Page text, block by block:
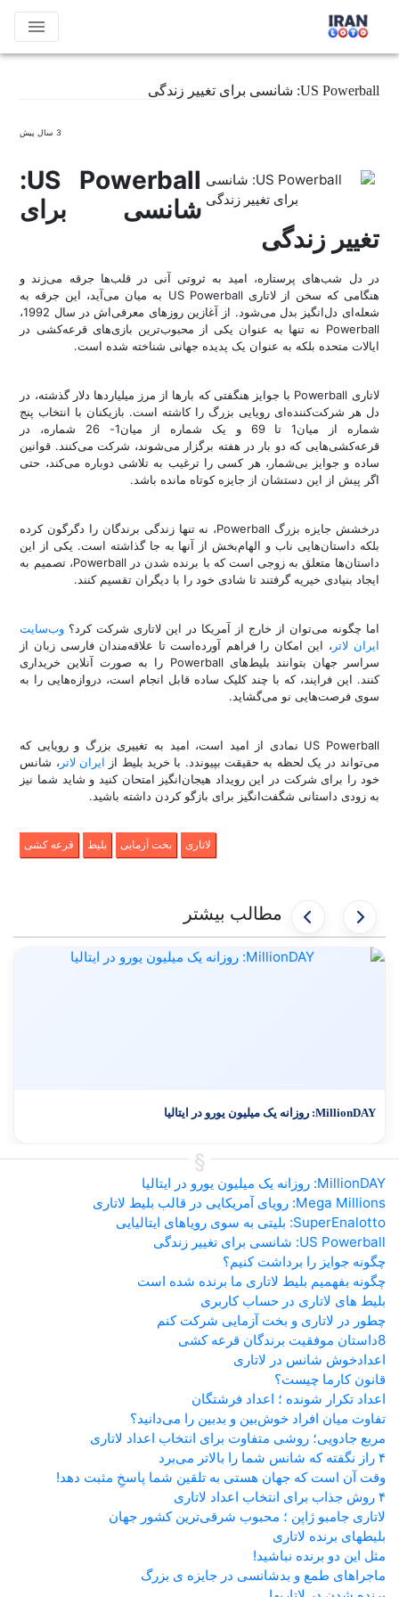
menu
US Powerball: شانسی برای تغییر زندگی
3 سال پیش
US Powerball:
شانسی برای
تغییر زندگی
در دل شب‌های پرستاره، امید به ثروتی آنی در قلب‌ها جرقه می‌زند و
هنگامی که سخن از لاتاری US Powerball به میان می‌آید، این جرقه به
شعله‌ای دل‌انگیز بدل می‌شود. از آغازین روزهای معرفی‌اش در سال 1992،
Powerball نه تنها به عنوان یکی از محبوب‌ترین بازی‌های قرعه‌کشی در
ایالات متحده بلکه به عنوان یک پدیده جهانی شناخته شده است.
لاتاری Powerball با جوایز هنگفتی که بارها از مرز میلیاردها دلار گذشته، در
دل هر شرکت‌کننده‌ای رویایی بزرگ را کاشته است. بازیکنان با انتخاب پنج
شماره از میان1 تا 69 و یک شماره از میان1- 26 شماره، در
قرعه‌کشی‌هایی که دو بار در هفته برگزار می‌شوند، شرکت می‌کنند. قوانین
ساده و جوایز بی‌شمار، هر کسی را ترغیب به تلاشی دوباره می‌کند، حتی
اگر پیش از این دستشان از جایزه کوتاه مانده باشد.
درخشش جایزه بزرگ Powerball، نه تنها زندگی برندگان را دگرگون کرده
بلکه داستان‌هایی ناب و الهام‌بخش از آنها به جا گذاشته است. یکی از این
داستان‌ها متعلق به زوجی است که با برنده شدن در Powerball، تصمیم به
ایجاد بنیادی خیریه گرفتند تا شادی خود را با دیگران تقسیم کنند.
اما چگونه می‌توان از خارج از آمریکا در این لاتاری شرکت کرد؟ وب‌سایت‌
ایران لاتر ، این امکان را فراهم آورده‌است تا علاقه‌مندان فارسی زبان از
سراسر جهان بتوانند بلیط‌های Powerball را به صورت آنلاین خریداری
کنند. این فرایند، که با چند کلیک ساده قابل انجام است، دروازه‌هایی را به
سوی فرصت‌هایی نو می‌گشاید.
US Powerball نمادی از امید است، امید به تغییری بزرگ و رویایی که
می‌تواند در یک لحظه به حقیقت بپیوندد. با خرید بلیط از ایران لاتر ، شانس
خود را برای شرکت در این رویداد هیجان‌انگیز امتحان کنید و شاید شما نیز
به زودی داستانی شگفت‌انگیز برای بازگو کردن داشته باشید.
لاتاری بخت آزمایی بلیط قرعه کشی
مطالب بیشتر
MillionDAY: روزانه یک میلیون یورو در ایتالیا
MillionDAY: روزانه یک میلیون یورو در ایتالیا
Mega Millions: رویای آمریکایی در قالب بلیط لاتاری
SuperEnalotto: بلیتی به سوی رویاهای ایتالیایی
US Powerball: شانسی برای تغییر زندگی
چگونه جوایز را برداشت کنیم؟
چگونه بفهمیم بلیط لاتاری ما برنده شده است
بلیط های لاتاری در حساب کاربری
چطور در لاتاری و بخت آزمایی شرکت کنم
8داستان موفقیت برندگان قرعه کشی
اعدادخوش شانس در لاتاری
قانون کارما چیست؟
اعداد تکرار شونده ؛ اعداد فرشتگان
تفاوت میان افراد خوش‌بین و بدبین را می‌دانید؟
مربع جادویی؛ روشی متفاوت برای انتخاب اعداد لاتاری
۴ راز نگفته که شانس شما را بالاتر می‌برد
وقت آن است که جهان هستی به تلقین شما پاسخِ مثبت دهد!
۴ روش جذاب برای انتخاب اعداد لاتاری
لاتاری جامبو ژاپن ؛ محبوب شرقی‌ترین کشور جهان
بلیطهای برنده لاتاری
مثل این دو برنده نباشید!
ماجراهای طمع و بدشانسی در جایزه ی بزرگ